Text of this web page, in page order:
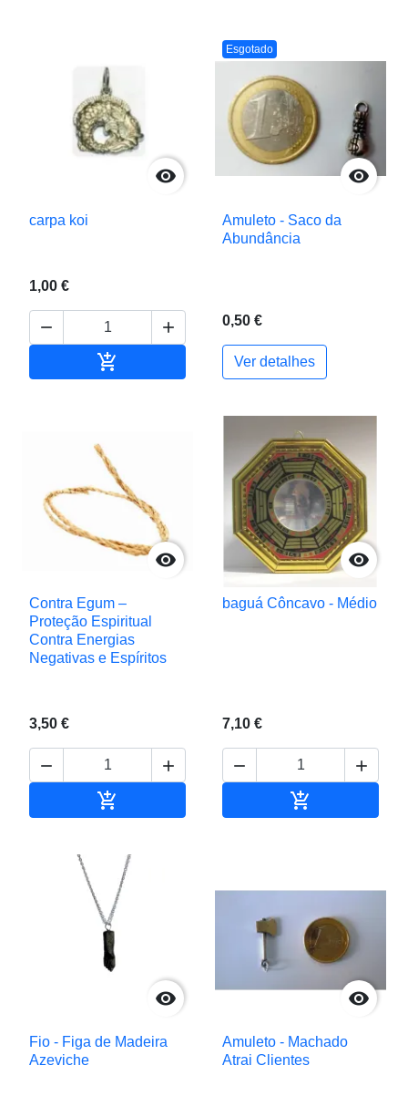

carpa koi
1,00 €
 
 Adicionar ao carrinho
Esgotado

Amuleto - Saco da
Abundância
0,50 €
Ver detalhes

Contra Egum –
Proteção Espiritual
Contra Energias
Negativas e Espíritos
3,50 €
 


baguá Côncavo - Médio
7,10 €
 


Fio - Figa de Madeira
Azeviche

Amuleto - Machado
Atrai Clientes